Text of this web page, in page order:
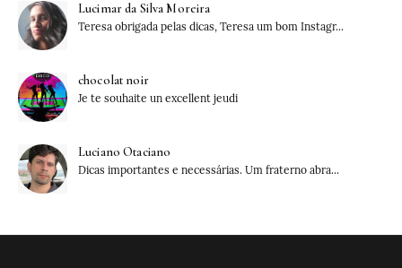
Lucimar da Silva Moreira
Teresa obrigada pelas dicas, Teresa um bom Instagr...
chocolat noir
Je te souhaite un excellent jeudi
Luciano Otaciano
Dicas importantes e necessárias. Um fraterno abra...